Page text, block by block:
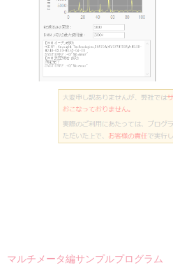
マルチメータ編サンプルプログラム